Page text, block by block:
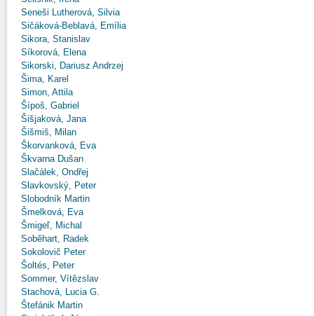
Seneši Lutherová, Silvia
Sičáková-Beblavá, Emília
Sikora, Stanislav
Síkorová, Elena
Sikorski, Dariusz Andrzej
Šima, Karel
Simon, Attila
Šípoš, Gabriel
Šišjaková, Jana
Šišmiš, Milan
Škorvanková, Eva
Škvarna Dušan
Slačálek, Ondřej
Slavkovský, Peter
Slobodník Martin
Šmelková, Eva
Šmigeľ, Michal
Soběhart, Radek
Sokolovič Peter
Šoltés, Peter
Sommer, Vítězslav
Stachová, Lucia G.
Štefánik Martin